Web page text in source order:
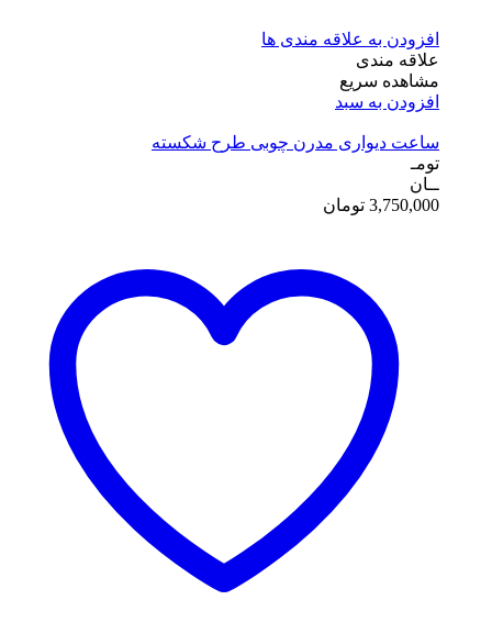
افزودن به علاقه مندی ها
علاقه مندی
مشاهده سریع
افزودن به سبد
ساعت دیواری مدرن چوبی طرح شکسته
تومـ
ــان
3,750,000 تومان